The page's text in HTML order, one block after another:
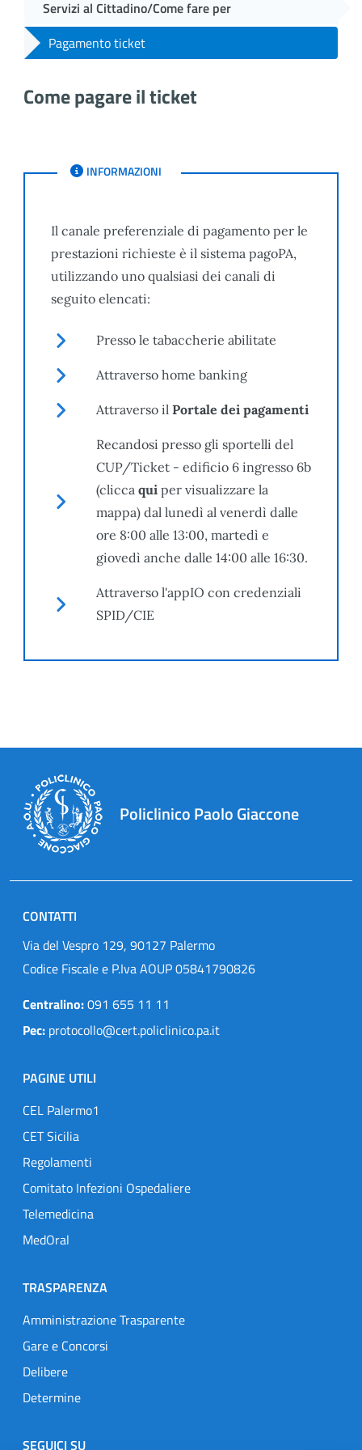
Servizi al Cittadino/Come fare per
Pagamento ticket
Come pagare il ticket
INFORMAZIONI PAGAMENTO TICKET
INFORMAZIONI
Il canale preferenziale di pagamento per le
prestazioni richieste è il sistema pagoPA,
utilizzando uno qualsiasi dei canali di
seguito elencati:
Presso le tabaccherie abilitate
Attraverso home banking
Attraverso il Portale dei pagamenti
Recandosi presso gli sportelli del
CUP/Ticket - edificio 6 ingresso 6b
(clicca qui per visualizzare la
mappa) dal lunedì al venerdì dalle
ore 8:00 alle 13:00, martedì e
giovedì anche dalle 14:00 alle 16:30.
Attraverso l'appIO con credenziali
SPID/CIE
Policlinico Paolo Giaccone
CONTATTI
Via del Vespro 129, 90127 Palermo
Codice Fiscale e P.Iva AOUP 05841790826
Centralino:091 655 11 11
Pec: protocollo@cert.policlinico.pa.it
PAGINE UTILI
CEL Palermo1
CET Sicilia
Regolamenti
Comitato Infezioni Ospedaliere
Telemedicina
MedOral
TRASPARENZA
Amministrazione Trasparente
Gare e Concorsi
Delibere
Determine
SEGUICI SU